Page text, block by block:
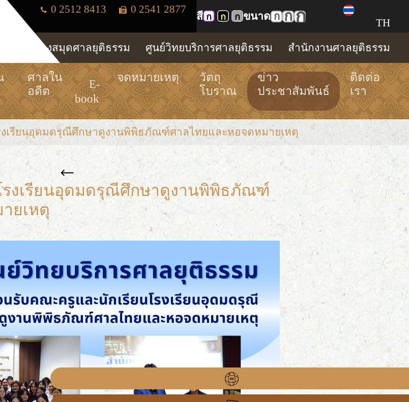
0 2512 8413 0 2541 2877
สี ก ก ก ขนาด ก กก TH
ห้องสมุดศาลยุติธรรม ศูนย์วิทยบริการศาลยุติธรรม สำนักงานศาลยุติธรรม
ศาลใน
อดีต
E-
book
จดหมายเหตุ
วัตถุ
โบราณ
ข่าว
ประชาสัมพันธ์
ติดต่อ
เรา
เรียนอุดมดรุณีศึกษาดูงานพิพิธภัณฑ์ศาลไทยและหอจดหมายเหตุ
รงเรียนอุดมดรุณีศึกษาดูงานพิพิธภัณฑ์
ยเหตุ